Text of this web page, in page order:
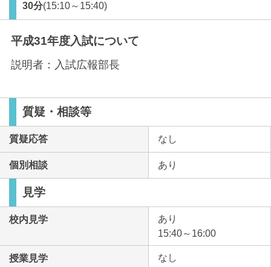
30分(15:10～15:40)
平成31年度入試について
説明者： 入試広報部長
質疑・相談等
質疑応答 なし
個別相談 あり
見学
校内見学
あり
15:40～16:00
授業見学 なし